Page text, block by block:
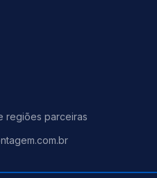
regiões parceiras